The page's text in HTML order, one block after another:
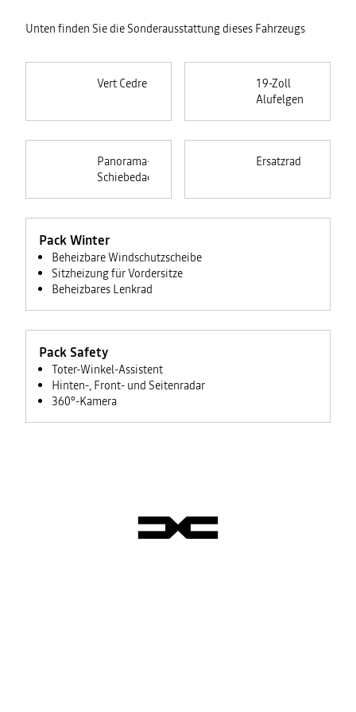
Unten finden Sie die Sonderausstattung dieses Fahrzeugs
Vert Cedre
19-Zoll
Alufelgen
Panorama-
Schiebedach
Pack Winter
Beheizbare Windschutzscheibe
Sitzheizung für Vordersitze
Beheizbares Lenkrad
Ersatzrad
Pack Safety
Toter-Winkel-Assistent
Hinten-, Front- und Seitenradar
360°-Kamera